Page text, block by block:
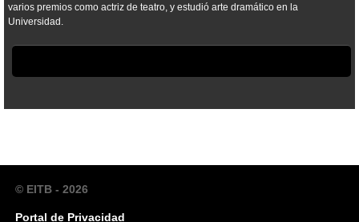
varios premios como actriz de teatro, y estudió arte dramático en la
Universidad.
© EITB - 2026
Portal de Privacidad